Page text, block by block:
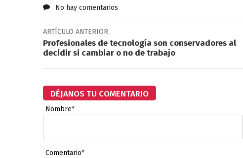
No hay comentarios
ARTÍCULO ANTERIOR
Profesionales de tecnología son conservadores al
decidir si cambiar o no de trabajo
DÉJANOS TU COMENTARIO
Nombre*
Comentario*